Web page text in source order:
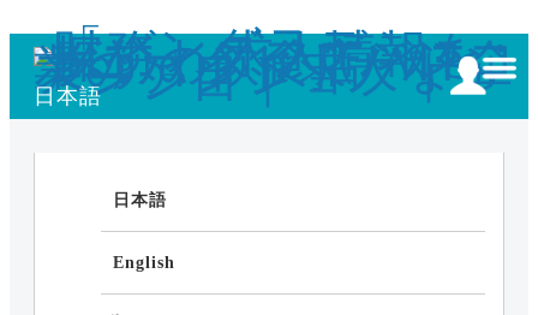
日本語
日本語
English